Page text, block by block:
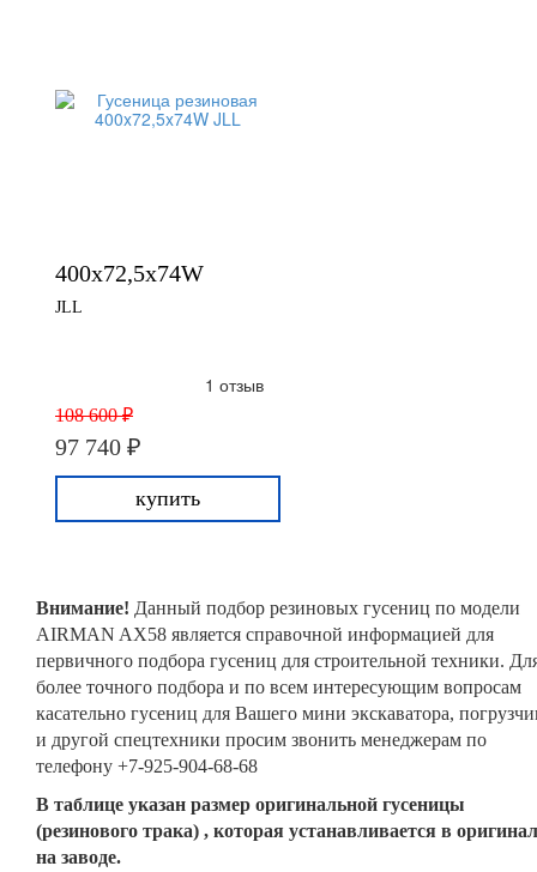
400x72,5x74W
JLL
1 отзыв
108 600 ₽
97 740 ₽
купить
Внимание! Данный подбор резиновых гусениц по модели
AIRMAN AX58 является справочной информацией для
первичного подбора гусениц для строительной техники.
более точного подбора и по всем интересующим вопросам
касательно гусениц для Вашего мини экскаватора,
и другой спецтехники просим звонить менеджерам по
телефону +7-925-904-68-68
В таблице указан размер оригинальной гусеницы
(резинового трака) , которая устанавливается в
на заводе.